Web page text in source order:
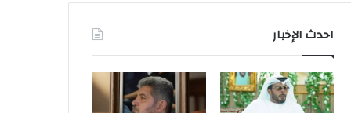
احدث الإخبار